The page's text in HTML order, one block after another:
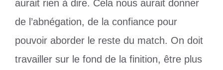
aurait rien à dire. Cela nous aurait donner
de l’abnégation, de la confiance pour
pouvoir aborder le reste du match. On doit
travailler sur le fond de la finition, être plus